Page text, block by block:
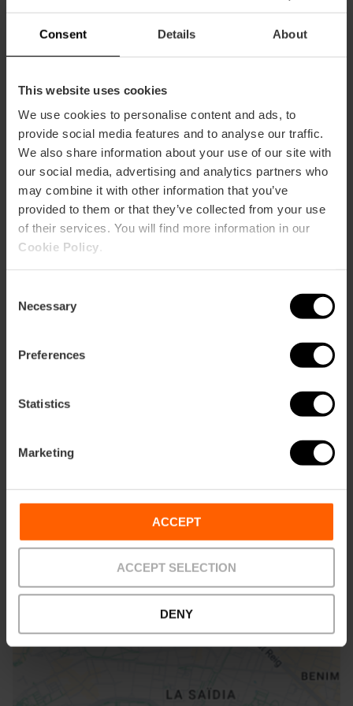
Consent Details About
This website uses cookies
We use cookies to personalise content and ads, to
provide social media features and to analyse our traffic.
We also share information about your use of our site with
our social media, advertising and analytics partners who
may combine it with other information that you’ve
provided to them or that they’ve collected from your use
of their services. You will find more information in our
Cookie Policy
Selection
Necessary
Preferences
Statistics
Marketing
ACCEPT
ACCEPT SELECTION
DENY
psychosomatique. • Néphrologie. • Pneumologie. •
Neurochirurgie. • Neurophysiologie. • Neurologie. •
clinique. • Odontostomatologie. • Ophtalmologie •
Oncologie. • Otorhinolaryngologie. • Pathologie
mammaire. • Pédiatrie. • Santé mentale. • Suivi du
nouveau-né. • Traumatologie. • Unité de sommeil
pour enfants. • Podologie. • Préparation à
l'accouchement. • Psychologie. • Psychiatrie. •
Radiodiagnostic. • Radiologie d'intervention. •
Rééducation et physiothérapie. • La reproduction
assistée. • Rhumatologie. • Traumatologie et
chirurgie orthopédique. • Unité de soins intensifs
adultes, néonatals et pédiatriques. • Unité pour la
miction des dysfonctionnements. • Unité de
test otoneurologique. • Unité de la douleur. • Unité
Metro
Bus
81